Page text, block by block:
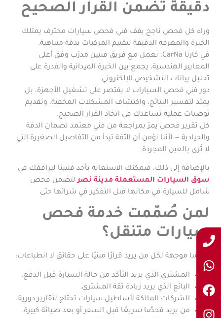
دقيقة تضمن القرار الصحيح
وراء كل فحص ناجح يقف فني فحص سيارات محترف يمتلك
الخبرة والمعرفة الدقيقة لتقييم المركبات بدقة متناهية.
في كارنا CarNa، نعمل مع فريق فنيين مدرّب وفق أعلى
المعايير الهندسية، يجمع بين الخبرة الميدانية والقدرة على
تحليل بيانات التشخيص الإلكتروني.
دور فني فحص السيارات لا يقتصر على تشغيل الأجهزة، بل
يمتد لتفسير النتائج، واكتشاف المشكلات المخفية، وتقديم
توصيات عملية تساعدك في اتخاذ القرار الصحيح.
كل تقرير فحص يمرّ بمراجعة من فني معتمد لضمان الدقة
والحيادية — لأننا نؤمن أن الثقة تبدأ من التفاصيل الصغيرة التي
لا تُرى بالعين المجردة.
بالإضافة إلى ذلك، فيمكنك الاستعانة بأحد فنيينا ليرافقك في
سوق السيارات المستعملة مدينة نصرلتضمن فحص
شامل للسيارة في مكانها قبل التفكير في شرائها حتى
لمن صُمّمت خدمة فحص
سيارات متنقل؟
خدمتنا موجهة لكل من يريد قرارًا مبنيًا على حقائق لا انطباعات:
المشتري الذي يريد التأكد من حالة السيارة قبل الدفع.
البائع الذي يريد زيادة ثقة المشتري.
الشركات المالكة لأساطيل سيارات تحتاج لتقارير دورية.
من يريد فحصًا سريعًا قبل السفر أو بعد صيانة كبيرة.